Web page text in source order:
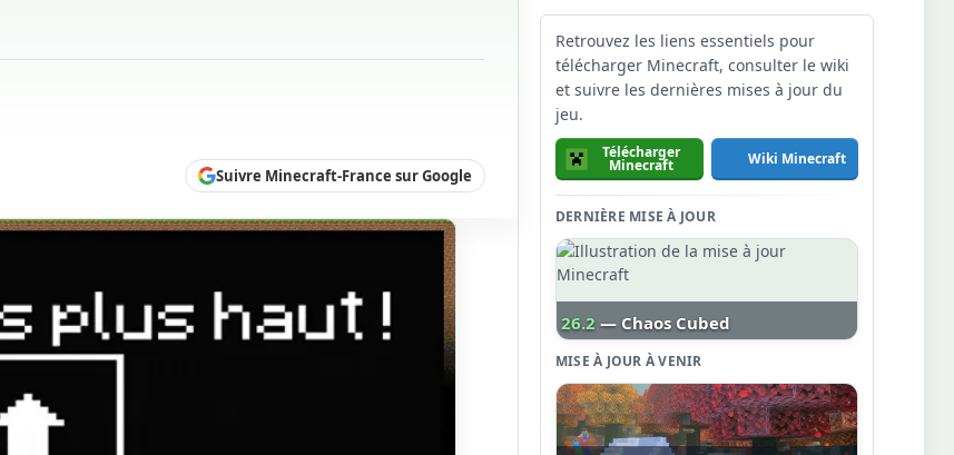
Suivre Minecraft-France sur Google
Retrouvez les liens essentiels pour
télécharger Minecraft, consulter le wiki
et suivre les dernières mises à jour du
jeu.
Télécharger
Minecraft Wiki Minecraft
DERNIÈRE MISE À JOUR
26.2 — Chaos Cubed
MISE À JOUR À VENIR